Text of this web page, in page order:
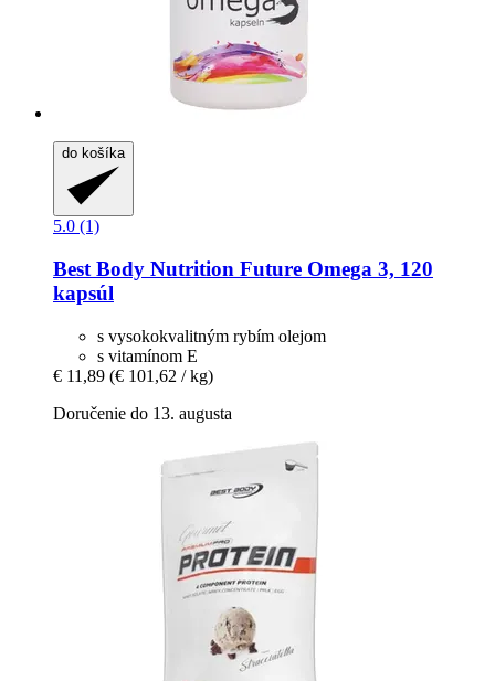
do košíka
5.0 (1)
Best Body Nutrition Future Omega 3, 120
kapsúl
s vysokokvalitným rybím olejom
s vitamínom E
€ 11,89 (€ 101,62 / kg)
Doručenie do 13. augusta